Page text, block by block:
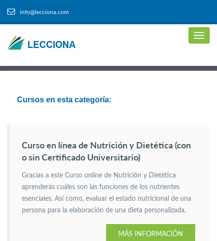
info@lecciona.com
Cursos en esta categoría:
Curso en línea de Nutrición y Dietética (con
o sin Certificado Universitario)
Gracias a este Curso online de Nutrición y Dietética
aprenderás cuáles son las funciones de los nutrientes
esenciales. Así como, evaluar el estado nutricional de una
persona para la elaboración de una dieta personalizada.
MÁS INFORMACIÓN